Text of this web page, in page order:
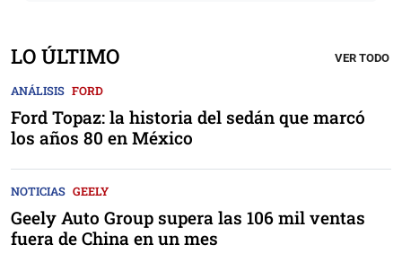
LO ÚLTIMO VER TODO
ANÁLISIS FORD
Ford Topaz: la historia del sedán que marcó
los años 80 en México
NOTICIAS GEELY
Geely Auto Group supera las 106 mil ventas
fuera de China en un mes